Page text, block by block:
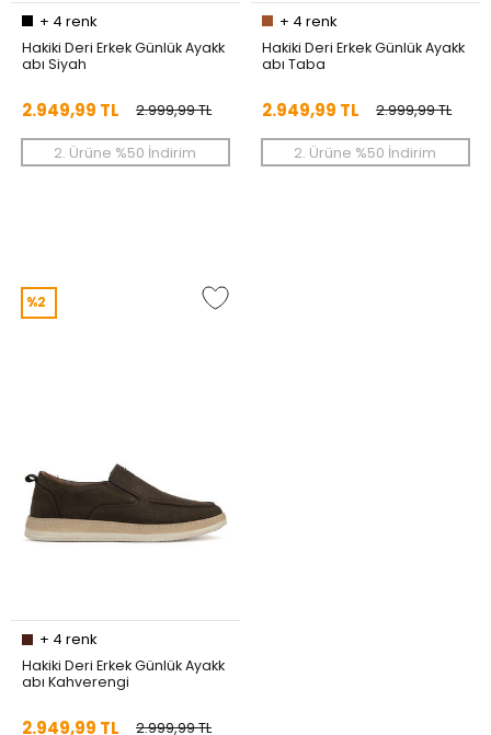
+ 4 renk
Hakiki Deri Erkek Günlük Ayakk
abı Siyah
2.999,99 TL
2.949,99 TL
2. Ürüne %50 İndirim
+ 4 renk
Hakiki Deri Erkek Günlük Ayakk
abı Taba
2.999,99 TL
2.949,99 TL
2. Ürüne %50 İndirim
%2
+ 4 renk
Hakiki Deri Erkek Günlük Ayakk
abı Kahverengi
2.999,99 TL
2.949,99 TL